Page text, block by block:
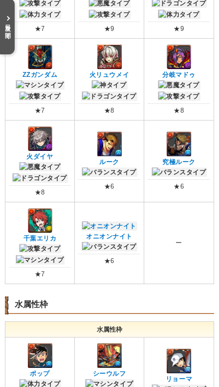
★7 ★9 ★9
ZZガンダム
★7
火リュウメイ
★8
分岐マドゥ
★8
火ダイヤ
★8
ルーク
★6
究極ルーク
★6
千葉エリカ
★7
オニオンナイト
★6
ー
水属性枠
水属性枠
ポップ シーウルフ
リョーマ
目次を開く